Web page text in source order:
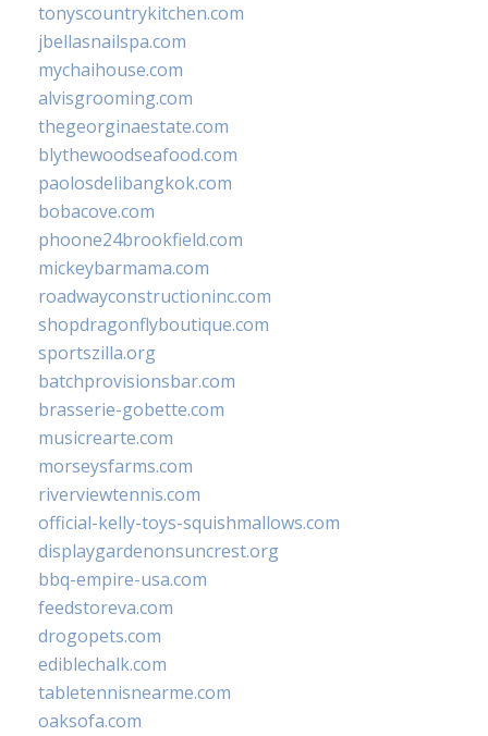
tonyscountrykitchen.com
jbellasnailspa.com
mychaihouse.com
alvisgrooming.com
thegeorginaestate.com
blythewoodseafood.com
paolosdelibangkok.com
bobacove.com
phoone24brookfield.com
mickeybarmama.com
roadwayconstructioninc.com
shopdragonflyboutique.com
sportszilla.org
batchprovisionsbar.com
brasserie-gobette.com
musicrearte.com
morseysfarms.com
riverviewtennis.com
official-kelly-toys-squishmallows.com
displaygardenonsuncrest.org
bbq-empire-usa.com
feedstoreva.com
drogopets.com
ediblechalk.com
tabletennisnearme.com
oaksofa.com